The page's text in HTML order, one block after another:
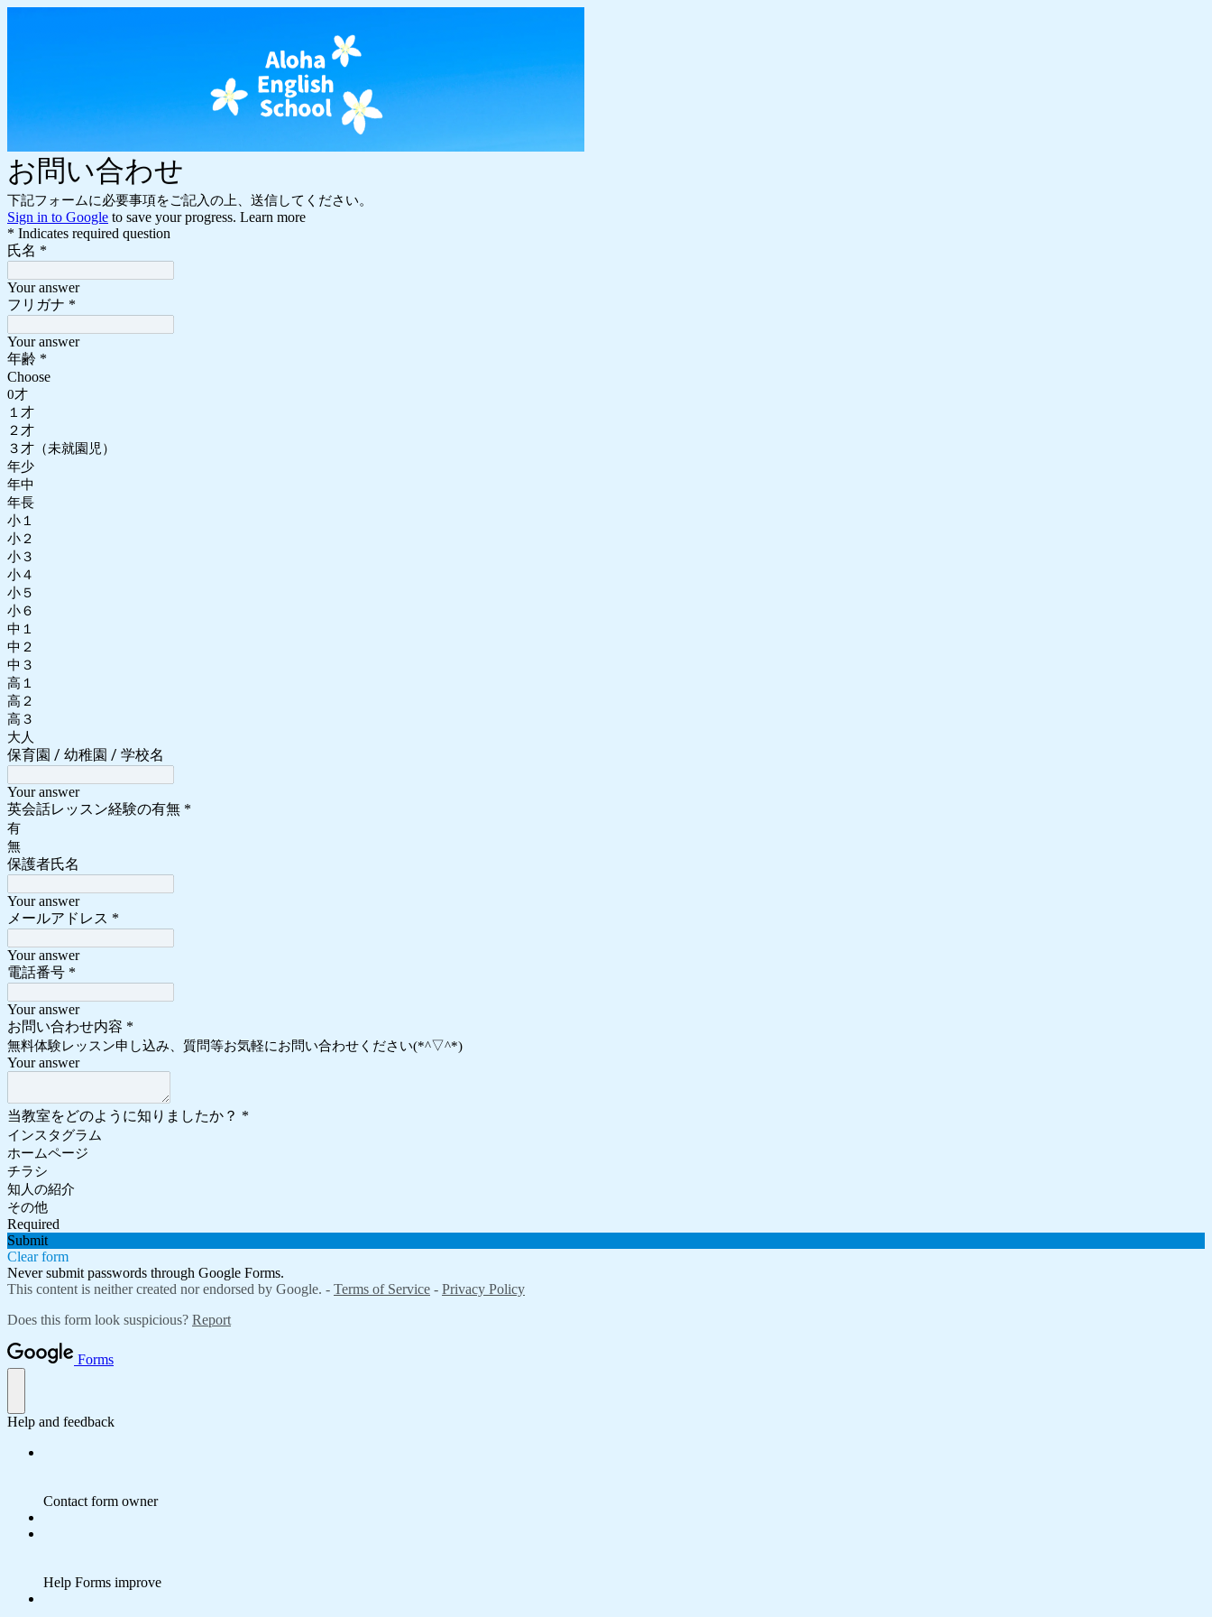
お問い合わせ
下記フォームに必要事項をご記入の上、送信してください。
Sign in to Google to save your progress. Learn more
* Indicates required question
氏名 *
Your answer
フリガナ *
Your answer
年齢 *
Choose
0才
１才
２才
３才（未就園児）
年少
年中
年長
小１
小２
小３
小４
小５
小６
中１
中２
中３
高１
高２
高３
大人
保育園 / 幼稚園 / 学校名
Your answer
英会話レッスン経験の有無 *
有
無
保護者氏名
Your answer
メールアドレス *
Your answer
電話番号 *
Your answer
お問い合わせ内容 *
無料体験レッスン申し込み、質問等お気軽にお問い合わせください(*^▽^*)
Your answer
当教室をどのように知りましたか？ *
インスタグラム
ホームページ
チラシ
知人の紹介
その他
Required
Submit
Clear form
Never submit passwords through Google Forms.
This content is neither created nor endorsed by Google. - Terms of Service - Privacy Policy
Does this form look suspicious? Report
Forms
Help and feedback
Contact form owner
Help Forms improve